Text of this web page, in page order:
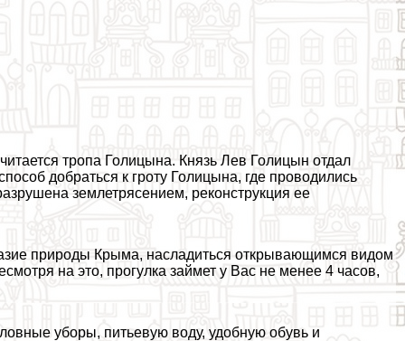
тропа Голицына. Князь Лев Голицын отдал
добраться к гроту Голицына, где проводились
землетрясением, реконструкция ее
природы Крыма, насладиться открывающимся видом
на это, прогулка займет у Вас не менее 4 часов,
уборы, питьевую воду, удобную обувь и